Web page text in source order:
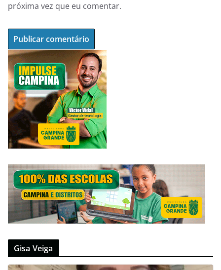
próxima vez que eu comentar.
Gisa Veiga